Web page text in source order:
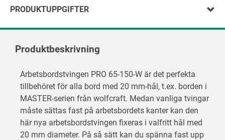
PRODUKTUPPGIFTER
Produktbeskrivning
Arbetsbordstvingen PRO 65-150-W är det perfekta
tillbehöret för alla bord med 20 mm-hål, t.ex. borden i
MASTER-serien från wolfcraft. Medan vanliga tvingar
måste sättas fast på arbetsbordets kanter kan den
här nya arbetsbordstvingen fixeras i valfritt hål med
20 mm diameter. På så sätt kan du spänna fast upp